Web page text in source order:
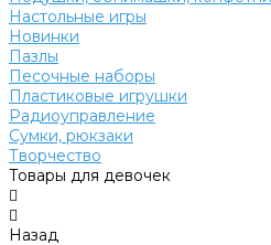
Настольные игры
Новинки
Пазлы
Песочные наборы
Пластиковые игрушки
Радиоуправление
Сумки, рюкзаки
Творчество
Товары для девочек
Назад